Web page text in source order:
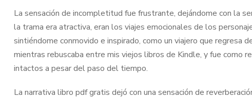
La sensación de incompletitud fue frustrante, dejándome con la
la trama era atractiva, eran los viajes emocionales de los
sintiéndome conmovido e inspirado, como un viajero que regresa
mientras rebuscaba entre mis viejos libros de Kindle, y fue como
intactos a pesar del paso del tiempo.
La narrativa libro pdf gratis dejó con una sensación de